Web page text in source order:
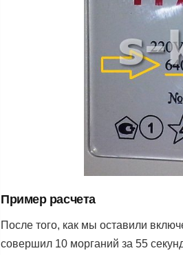
Пример расчета
После того, как мы оставили
совершил 10 морганий за 55